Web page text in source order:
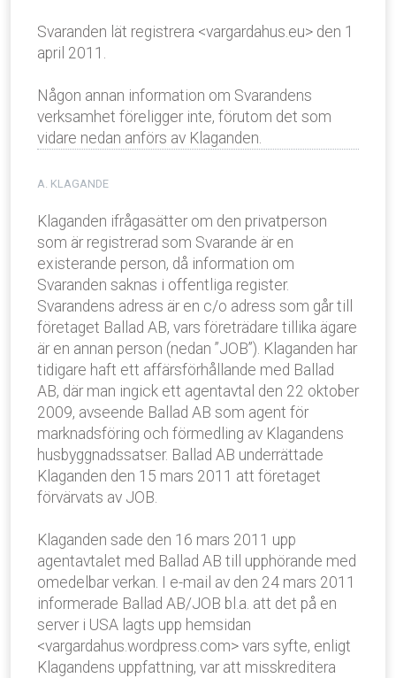
Svaranden lät registrera <vargardahus.eu> den 1
april 2011.
Någon annan information om Svarandens
verksamhet föreligger inte, förutom det som
vidare nedan anförs av Klaganden.
A. KLAGANDE
Klaganden ifrågasätter om den privatperson
som är registrerad som Svarande är en
existerande person, då information om
Svaranden saknas i offentliga register.
Svarandens adress är en c/o adress som går till
företaget Ballad AB, vars företrädare tillika ägare
är en annan person (nedan ”JOB”). Klaganden har
tidigare haft ett affärsförhållande med Ballad
AB, där man ingick ett agentavtal den 22 oktober
2009, avseende Ballad AB som agent för
marknadsföring och förmedling av Klagandens
husbyggnadssatser. Ballad AB underrättade
Klaganden den 15 mars 2011 att företaget
förvärvats av JOB.
Klaganden sade den 16 mars 2011 upp
agentavtalet med Ballad AB till upphörande med
omedelbar verkan. I e-mail av den 24 mars 2011
informerade Ballad AB/JOB bl.a. att det på en
server i USA lagts upp hemsidan
<vargardahus.wordpress.com> vars syfte, enligt
Klagandens uppfattning, var att misskreditera